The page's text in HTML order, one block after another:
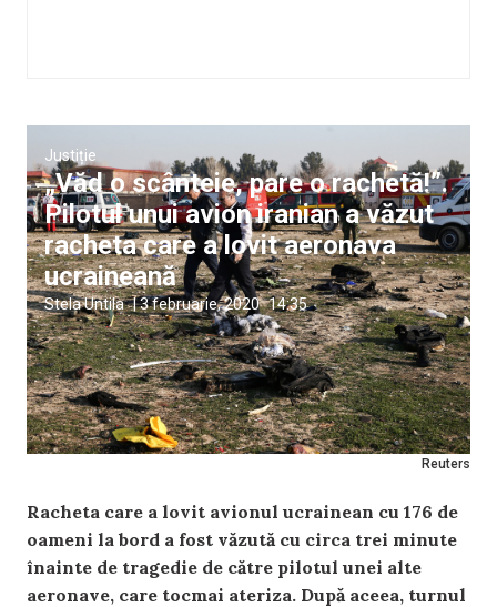
Reuters
Justiție
„Văd o scânteie, pare o rachetă!”.
Pilotul unui avion iranian a văzut
racheta care a lovit aeronava
ucraineană
Stela Untila |3 februarie, 2020 14:35
Racheta care a lovit avionul ucrainean cu 176 de
oameni la bord a fost văzută cu circa trei minute
înainte de tragedie de către pilotul unei alte
aeronave, care tocmai ateriza. După aceea, turnul